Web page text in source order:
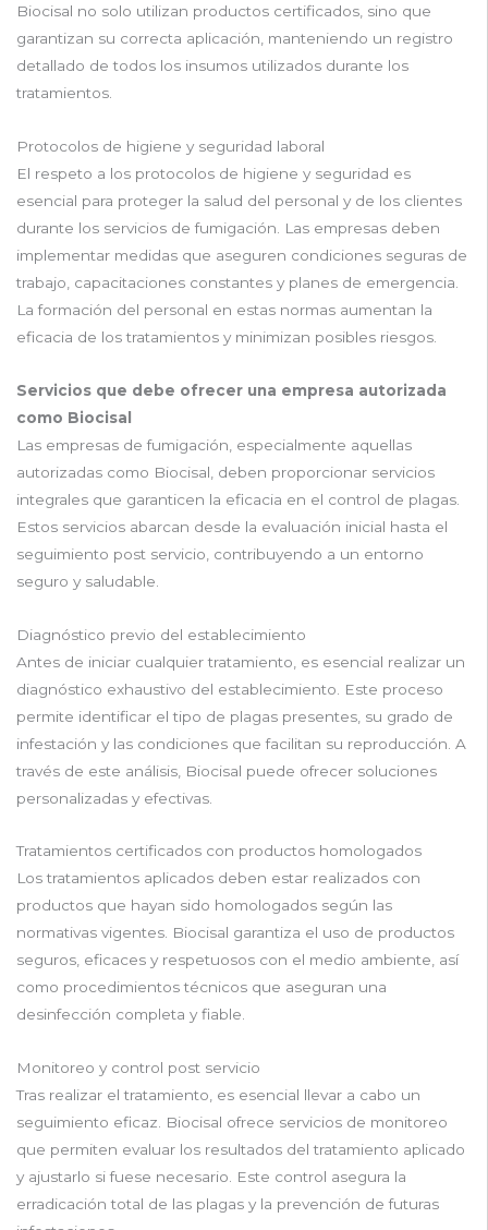
Biocisal no solo utilizan productos certificados, sino que
garantizan su correcta aplicación, manteniendo un registro
detallado de todos los insumos utilizados durante los
tratamientos.
Protocolos de higiene y seguridad laboral
El respeto a los protocolos de higiene y seguridad es
esencial para proteger la salud del personal y de los clientes
durante los servicios de fumigación. Las empresas deben
implementar medidas que aseguren condiciones seguras de
trabajo, capacitaciones constantes y planes de emergencia.
La formación del personal en estas normas aumentan la
eficacia de los tratamientos y minimizan posibles riesgos.
Servicios que debe ofrecer una empresa autorizada
como Biocisal
Las empresas de fumigación, especialmente aquellas
autorizadas como Biocisal, deben proporcionar servicios
integrales que garanticen la eficacia en el control de plagas.
Estos servicios abarcan desde la evaluación inicial hasta el
seguimiento post servicio, contribuyendo a un entorno
seguro y saludable.
Diagnóstico previo del establecimiento
Antes de iniciar cualquier tratamiento, es esencial realizar un
diagnóstico exhaustivo del establecimiento. Este proceso
permite identificar el tipo de plagas presentes, su grado de
infestación y las condiciones que facilitan su reproducción. A
través de este análisis, Biocisal puede ofrecer soluciones
personalizadas y efectivas.
Tratamientos certificados con productos homologados
Los tratamientos aplicados deben estar realizados con
productos que hayan sido homologados según las
normativas vigentes. Biocisal garantiza el uso de productos
seguros, eficaces y respetuosos con el medio ambiente, así
como procedimientos técnicos que aseguran una
desinfección completa y fiable.
Monitoreo y control post servicio
Tras realizar el tratamiento, es esencial llevar a cabo un
seguimiento eficaz. Biocisal ofrece servicios de monitoreo
que permiten evaluar los resultados del tratamiento aplicado
y ajustarlo si fuese necesario. Este control asegura la
erradicación total de las plagas y la prevención de futuras